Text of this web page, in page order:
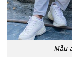
Mẫu